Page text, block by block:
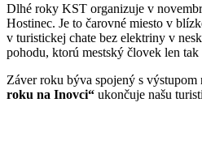
Dlhé roky KST organizuje v
Hostinec. Je to čarovné miesto v
v turistickej chate bez elektriny v
pohodu, ktorú mestský človek len tak
Záver roku býva spojený s výstupom
roku na Inovci“ ukončuje našu